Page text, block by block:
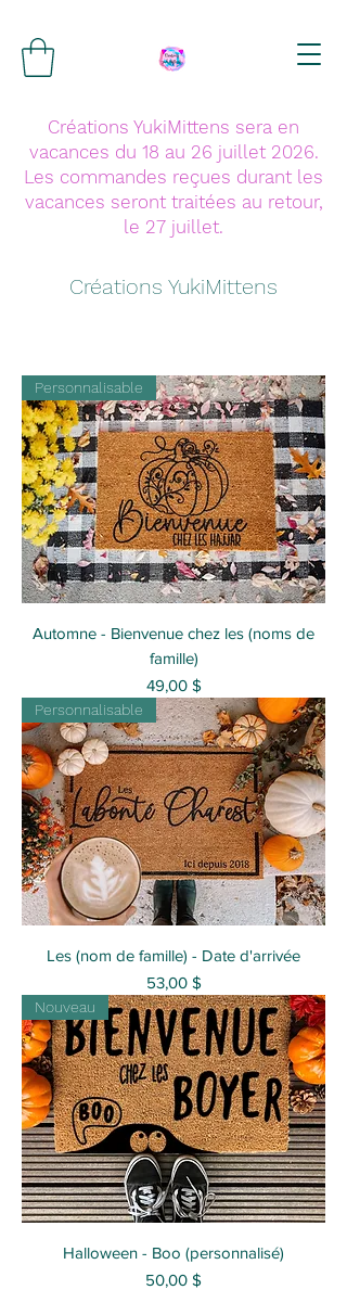
Créations YukiMittens sera en
vacances du 18 au 26 juillet 2026.
Les commandes reçues durant les
vacances seront traitées au retour,
le 27 juillet.
Créations YukiMittens
Personnalisable
Automne - Bienvenue chez les (noms de
famille)
Prix
49,00 $
Personnalisable
Les (nom de famille) - Date d'arrivée
Prix
53,00 $
Nouveau
Halloween - Boo (personnalisé)
Prix
50,00 $